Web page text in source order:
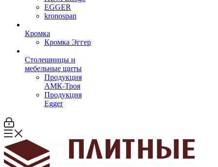
EGGER
kronospan
Кромка
Кромка Эггер
Столешницы и
мебельные щиты
Продукция
АМК-Троя
Продукция
Egger